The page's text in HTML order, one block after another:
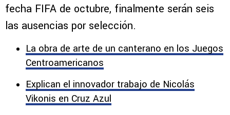
fecha FIFA de octubre, finalmente serán seis
las ausencias por selección.
La obra de arte de un canterano en los Juegos
Centroamericanos
Explican el innovador trabajo de Nicolás
Vikonis en Cruz Azul